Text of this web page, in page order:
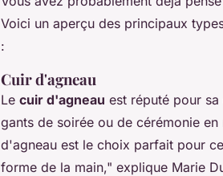
Voici un aperçu des principaux
:
Cuir d'agneau
Le cuir d'agneau est réputé pour
gants de soirée ou de cérémonie
d'agneau est le choix parfait pour
forme de la main," explique Marie